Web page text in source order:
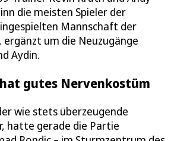
die meisten Spieler der
Mannschaft der
um die Neuzugänge
Aydin.
gutes Nervenkostüm
wie stets überzeugende
hatte gerade die Partie